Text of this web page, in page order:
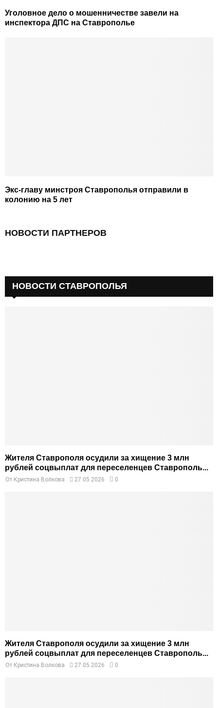
Уголовное дело о мошенничестве завели на
инспектора ДПС на Ставрополье
Экс-главу минстроя Ставрополья отправили в
колонию на 5 лет
НОВОСТИ ПАРТНЕРОВ
НОВОСТИ СТАВРОПОЛЬЯ
Жителя Ставрополя осудили за хищение 3 млн
рублей соцвыплат для переселенцев Ставрополь...
От Кристина Волкова 27.05.2026 0
Жителя Ставрополя осудили за хищение 3 млн
рублей соцвыплат для переселенцев Ставрополь...
От Кристина Волкова 27.05.2026 0